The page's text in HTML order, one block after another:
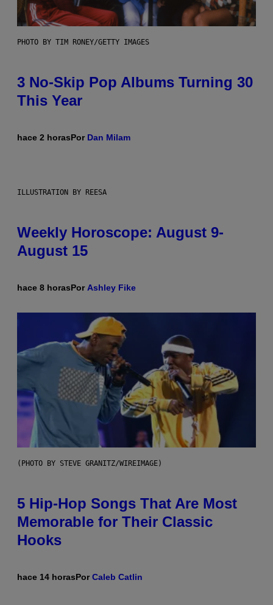
PHOTO BY TIM RONEY/GETTY IMAGES
3 No-Skip Pop Albums Turning 30
This Year
hace 2 horasPor Dan Milam
ILLUSTRATION BY REESA
Weekly Horoscope: August 9-
August 15
hace 8 horasPor Ashley Fike
(PHOTO BY STEVE GRANITZ/WIREIMAGE)
5 Hip-Hop Songs That Are Most
Memorable for Their Classic
Hooks
hace 14 horasPorCaleb Catlin